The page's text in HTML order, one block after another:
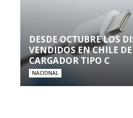
DESDE OCTUBRE LOS
VENDIDOS EN CHILE
CARGADOR TIPO C
NACIONAL